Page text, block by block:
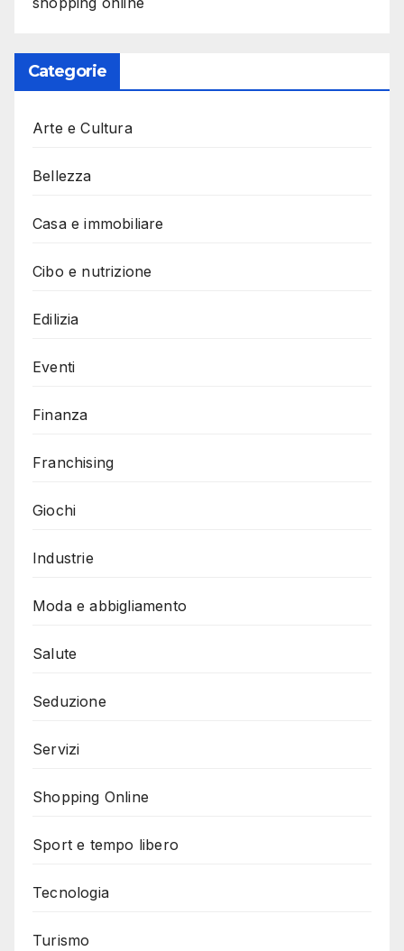
Categorie
Arte e Cultura
Bellezza
Casa e immobiliare
Cibo e nutrizione
Edilizia
Eventi
Finanza
Franchising
Giochi
Industrie
Moda e abbigliamento
Salute
Seduzione
Servizi
Shopping Online
Sport e tempo libero
Tecnologia
Turismo